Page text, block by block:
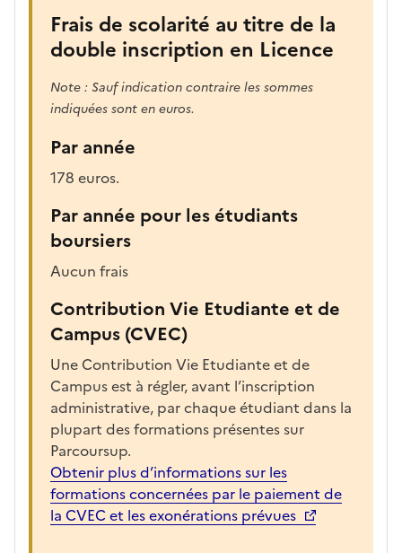
Frais de scolarité au titre de la
double inscription en Licence
Note : Sauf indication contraire les sommes
indiquées sont en euros.
Par année
178 euros.
Par année pour les étudiants
boursiers
Aucun frais
Contribution Vie Etudiante et de
Campus (CVEC)
Une Contribution Vie Etudiante et de
Campus est à régler, avant l’inscription
administrative, par chaque étudiant dans la
plupart des formations présentes sur
Parcoursup.
Obtenir plus d’informations sur les
formations concernées par le paiement de
la CVEC et les exonérations prévues